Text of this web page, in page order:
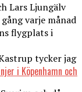
Lars Ljungälv
varje månad
flygplats i
tycker jag
i Köpenhamn och